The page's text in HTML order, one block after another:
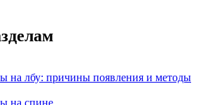
на лбу: причины появления и методы